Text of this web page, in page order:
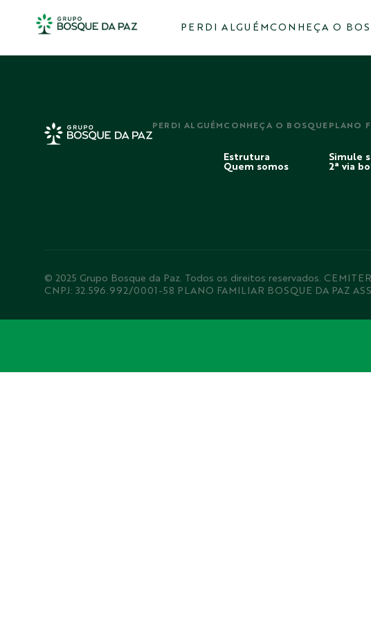
PERDI ALGUÉM CONHEÇA O
PERDI ALGUÉM CONHEÇA O BOSQUE
Estrutura
Quem somos
PLANO
Simule
2ª via
© 2025 Grupo Bosque da Paz. Todos os direitos reservados.
CNPJ: 32.596.992/0001-58 PLANO FAMILIAR BOSQUE DA PAZ